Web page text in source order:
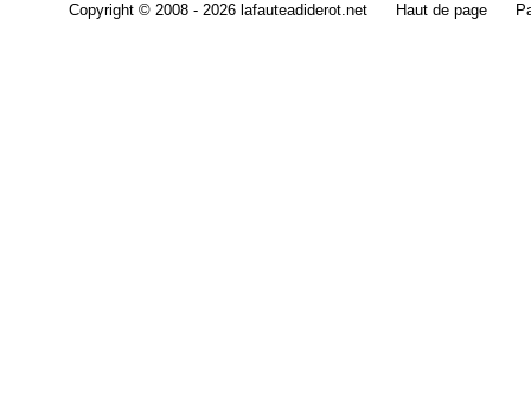
Copyright © 2008 - 2026 lafauteadiderot.net Haut de page